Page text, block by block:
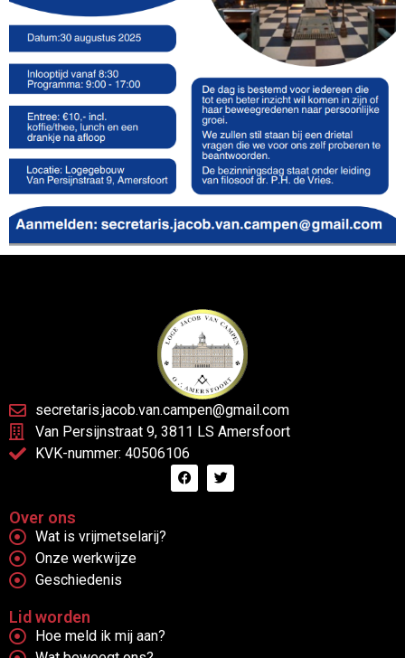
secretaris.jacob.van.campen@gmail.com
Van Persijnstraat 9, 3811 LS Amersfoort
KVK-nummer: 40506106
Over ons
Wat is vrijmetselarij?
Onze werkwijze
Geschiedenis
Lid worden
Hoe meld ik mij aan?